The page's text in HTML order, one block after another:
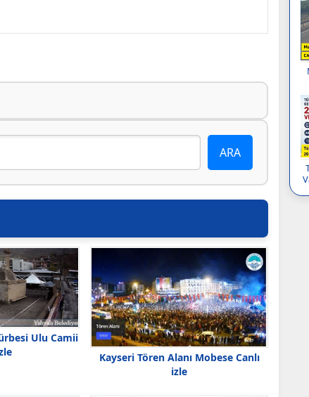
Ulu Camii
Kayseri Tören Alanı Mobese Canlı
izle